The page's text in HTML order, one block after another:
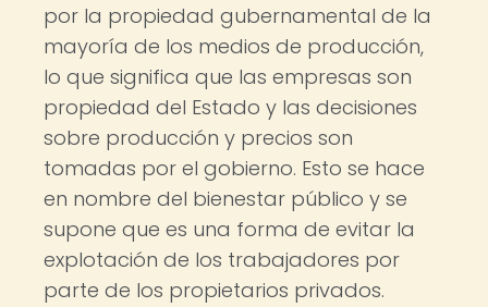
por la propiedad gubernamental de la
mayoría de los medios de producción,
lo que significa que las empresas son
propiedad del Estado y las decisiones
sobre producción y precios son
tomadas por el gobierno. Esto se hace
en nombre del bienestar público y se
supone que es una forma de evitar la
explotación de los trabajadores por
parte de los propietarios privados.